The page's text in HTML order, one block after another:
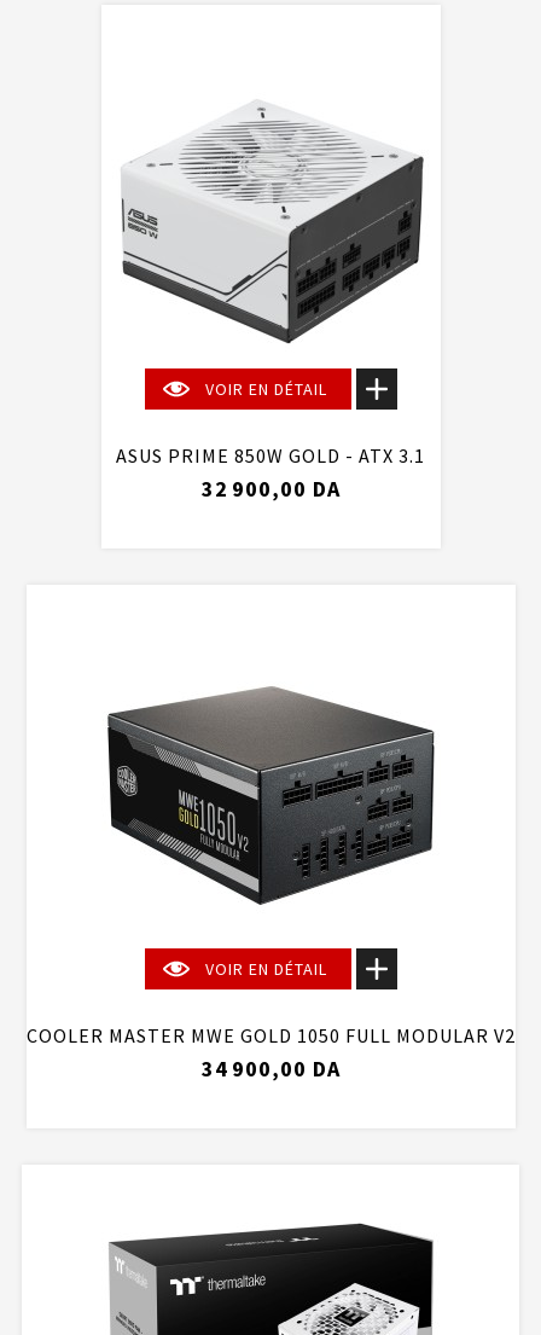
VOIR EN DÉTAIL
ASUS PRIME 850W GOLD - ATX 3.1
32 900,00 DA
VOIR EN DÉTAIL
COOLER MASTER MWE GOLD 1050 FULL MODULAR V2
34 900,00 DA